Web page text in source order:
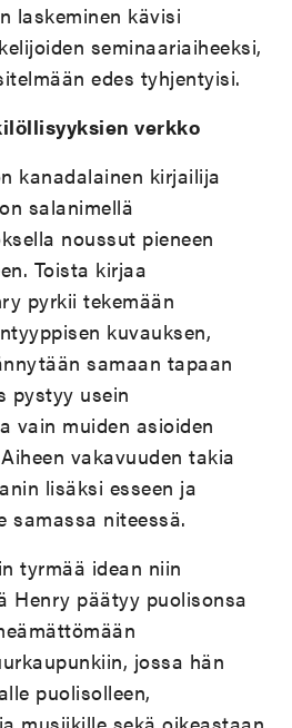
laskeminen kävisi
seminaariaiheeksi,
edes tyhjentyisi.
verkko
kanadalainen kirjailija
salanimellä
noussut pieneen
Toista kirjaa
pyrkii tekemään
kuvauksen,
samaan tapaan
pystyy usein
vain muiden asioiden
vakavuuden takia
lisäksi esseen ja
samassa niteessä.
tyrmää idean niin
Henry päätyy puolisonsa
jossa hän
puolisolleen,